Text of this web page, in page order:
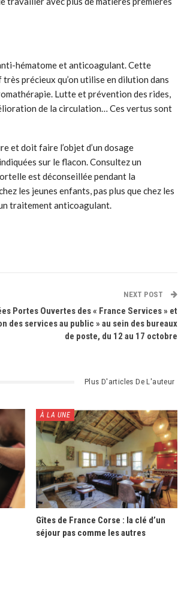
hématome et anticoagulant. Cette
précieux qu’on utilise en dilution dans
Lutte et prévention des rides,
de la circulation… Ces vertus sont
et doit faire l’objet d’un dosage
sur le flacon. Consultez un
est déconseillée pendant la
les jeunes enfants, pas plus que chez les
traitement anticoagulant.
NEXT POST
Portes Ouvertes des « France Services » et
des services au public » au sein des bureaux
de poste, du 12 au 17 octobre
Plus D'articles De L'auteur
À LA UNE
Gîtes de France Corse : la clé d’un
séjour pas comme les autres